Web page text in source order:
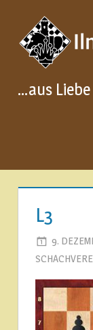
Inhalt
springen
…aus
L3
9.